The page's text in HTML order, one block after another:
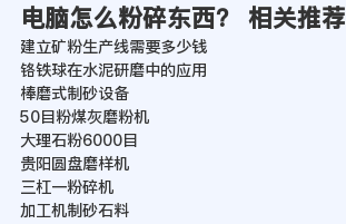
电脑怎么粉碎东西？ 相关推荐
建立矿粉生产线需要多少钱
铬铁球在水泥研磨中的应用
棒磨式制砂设备
50目粉煤灰磨粉机
大理石粉6000目
贵阳圆盘磨样机
三杠一粉碎机
加工机制砂石料